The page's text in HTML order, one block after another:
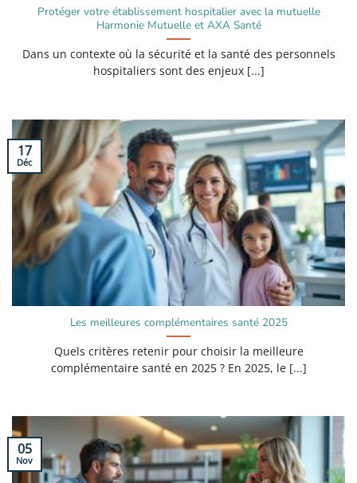
Protéger votre établissement hospitalier avec la mutuelle
Harmonie Mutuelle et AXA Santé
Dans un contexte où la sécurité et la santé des personnels
hospitaliers sont des enjeux [...]
Les meilleures complémentaires santé 2025
Quels critères retenir pour choisir la meilleure
complémentaire santé en 2025 ? En 2025, le [...]
17
Déc
05
Nov